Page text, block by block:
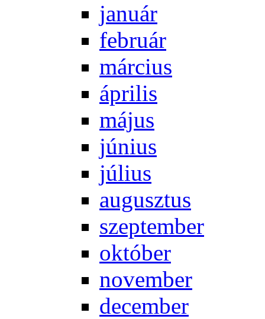
ja­nu­ár
feb­ru­ár
már­ci­us
áp­ri­lis
má­jus
jú­ni­us
jú­li­us
au­gusz­tus
szep­tem­ber
ok­tó­ber
no­vem­ber
de­cem­ber